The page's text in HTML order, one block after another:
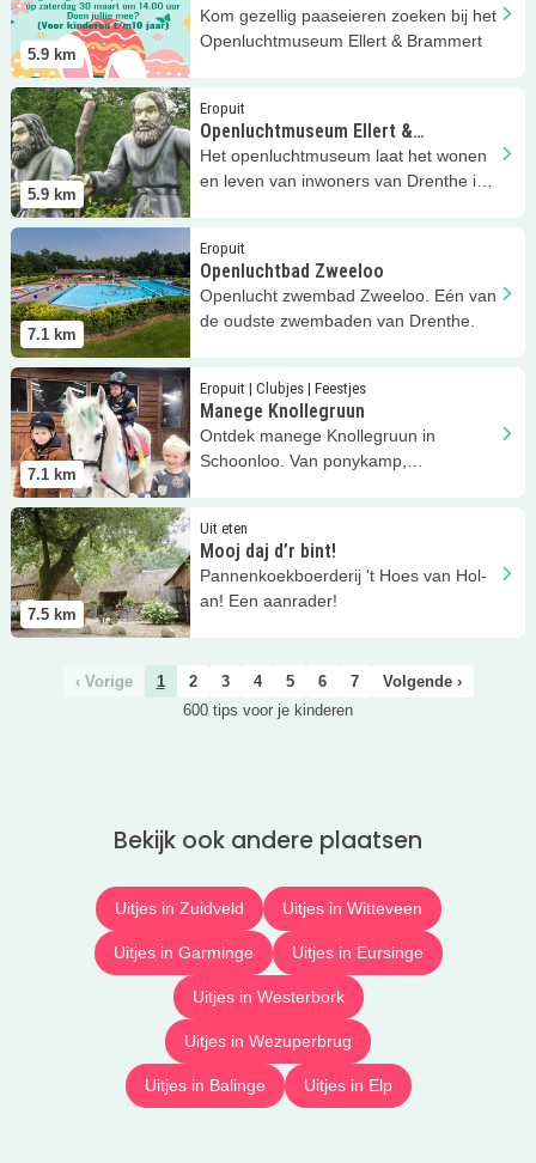
5.9 km
Kom gezellig paaseieren zoeken bij het
Openluchtmuseum Ellert & Brammert
5.9 km
Eropuit
Openluchtmuseum Ellert &
Brammert
Het openluchtmuseum laat het wonen
en leven van inwoners van Drenthe in
Lees meer Openluchtmuseum Ellert &amp; Brammert
7.1 km
Eropuit
Openluchtbad Zweeloo
Openlucht zwembad Zweeloo. Eén van
de oudste zwembaden van Drenthe.
Lees meer Openluchtbad Zweeloo
7.1 km
Eropuit | Clubjes | Feestjes
Manege Knollegruun
Ontdek manege Knollegruun in
Schoonloo. Van ponykamp,
Lees meer Manege Knollegruun
7.5 km
Uit eten
Mooj daj d’r bint!
Pannenkoekboerderij 't Hoes van Hol-
an! Een aanrader!
Lees meer Mooj daj d’r bint!
‹ Vorige 1 2 3 4 5 6 7
Volgende ›
600 tips voor je kinderen
Bekijk ook andere plaatsen
Uitjes in Zuidveld Uitjes in Witteveen
Uitjes in Garminge Uitjes in Eursinge
Uitjes in Westerbork
Uitjes in Wezuperbrug
Uitjes in Balinge Uitjes in Elp